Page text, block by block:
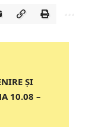
ȘI
10.08 –